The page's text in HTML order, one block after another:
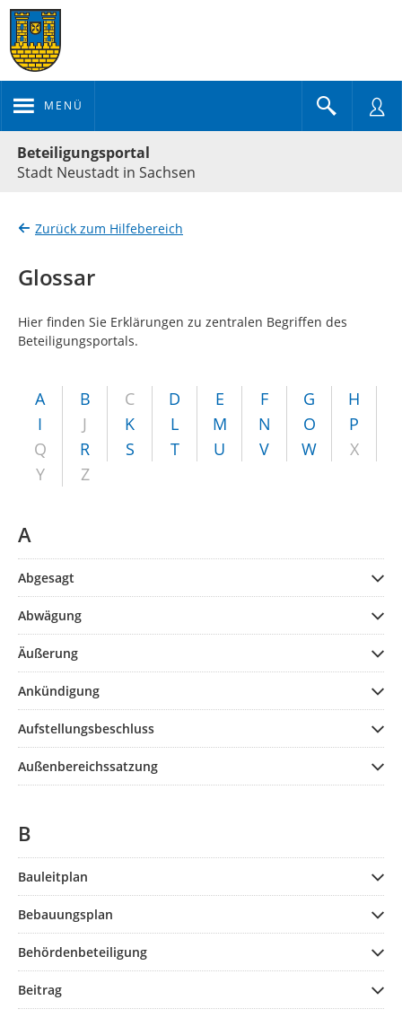
MENÜ
Beteiligungsportal
Stadt Neustadt in Sachsen
Zurück zum Hilfebereich
Glossar
Hier finden Sie Erklärungen zu zentralen Begriffen des
Beteiligungsportals.
A B C D E F G
H
I
J K L M N O
P
Q
R S T U V W
X
Y
Z
A
Abgesagt
Abwägung
Äußerung
Ankündigung
Aufstellungsbeschluss
Außenbereichssatzung
B
Bauleitplan
Bebauungsplan
Behördenbeteiligung
Beitrag